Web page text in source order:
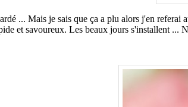
... Mais je sais que ça a plu alors j'en referai
et savoureux. Les beaux jours s'installent ...